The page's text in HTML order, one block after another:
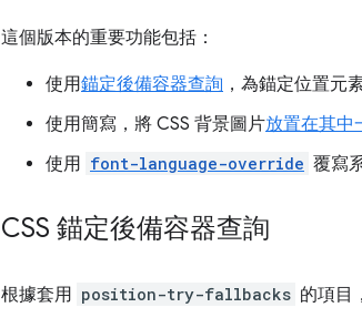
這個版本的重要功能包括：
使用錨定後備容器查詢 ，為錨定位置元
使用簡寫，將 CSS 背景圖片放置在其中
使用 font-language-override 覆寫
CSS 錨定後備容器查詢
根據套用 position-try-fallbacks 的項目